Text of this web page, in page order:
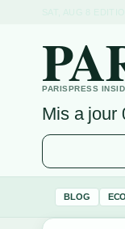
PARISPRESS
Mis a jour
BLOG